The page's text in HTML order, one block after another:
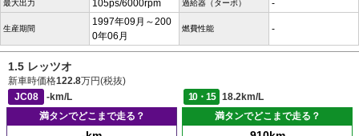
最大出力 105ps/6000rpm 過給器（ターボ） -
生産期間
1997年09月～200
0年06月
燃費性能 -
1.5 レッツオ
新車時価格122.8万円(税抜)
JC08
-km/L 10・15
18.2km/L
満タンでどこまで走る？
満タンでどこまで走る？